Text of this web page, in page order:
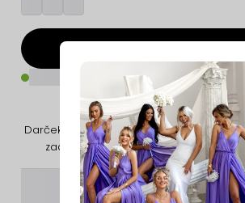
Darček na nákup
zadarmo
Jednoduché
vrátenie
________